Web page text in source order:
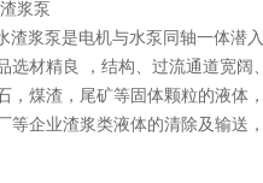
浆泵
渣浆泵是电机与水泵同轴一体潜
选材精良 ，结构、过流通道宽阔
，煤渣，尾矿等固体颗粒的液体
等企业渣浆类液体的清除及输送